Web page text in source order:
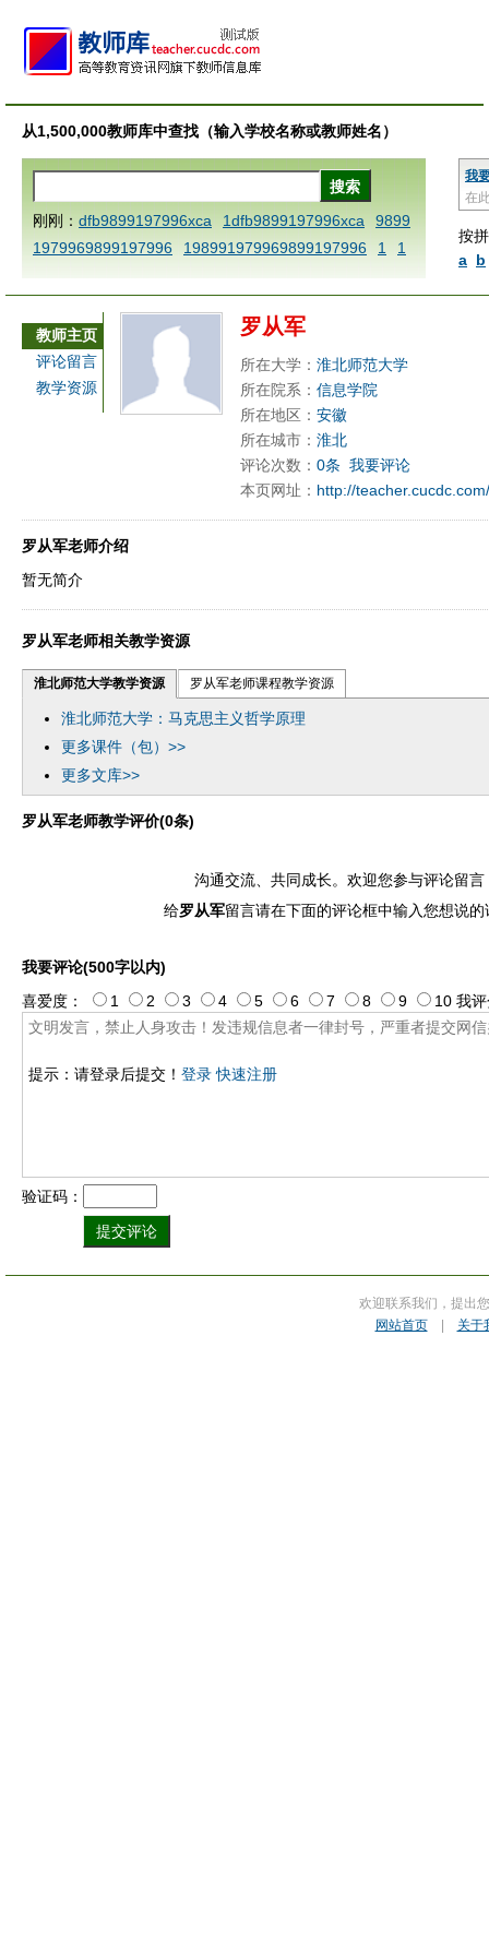
从1,500,000教师库中查找（输入学校名称或教师姓名）
我
在
按
a b
刚刚： dfb9899197996xca 1dfb9899197996xca
9899
1979969899197996
198991979969899197996 1
1
AAABBBCCCdefine blablaenddefine dfbxyzendtemplat
a
1dfbmath key98991 methodmultiply operand97996x
ca
1dfbsetx9899197996xxca 1dfbthisxca
1dfbxca12
3
1dfbzzzzzzzzbbbccccdddeeexcareplacezo
1printdf
b 9899197996 xca
AAABBBCCCdefine blablaenddefin
e dfbxyzendtemplate dfbCCCBBBAAA
dfb
dfb989919
dfbmath key98991 methodmulti
dfbsetx9899197996xxca
教师主页
评论留言
教学资源
罗从军
所在大学： 淮北师范大学
所在院系： 信息学院
所在地区： 安徽
所在城市： 淮北
评论次数： 0条 我要评论
本页网址： http://
罗从军老师介绍
暂无简介
罗从军老师相关教学资源
淮北师范大学教学资源 罗从军老师课程教学资源
淮北师范大学：马克思主义哲学原理
更多课件（包）>>
更多文库>>
罗从军老师教学评价(0条)
沟通交流、共同成长。欢迎您参与评论留言
给罗从军留言请在下面的评论框中输入您想说的
我要评论(500字以内)
提示：请登录后提交！ 登录 快速注册
喜爱度： 1 2 3 4 5 6 7 8 9 10 我评
验证码：
欢迎联系我们，提出
网站首页| 关于